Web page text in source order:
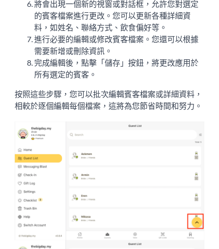
將會出現一個新的視窗或對話框，允許您對選定
的賓客檔案進行更改。您可以更新各種詳細資
料，如姓名、聯絡方式、飲食偏好等。
進行必要的編輯或修改賓客檔案。您還可以根據
需要新增或刪除資訊。
完成編輯後，點擊「儲存」按鈕，將更改應用於
所有選定的賓客。
按照這些步驟，您可以批次編輯賓客檔案或詳細資料，
相較於逐個編輯每個檔案，這將為您節省時間和努力。